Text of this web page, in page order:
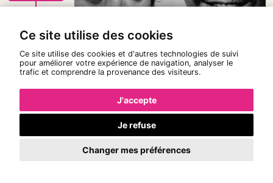
Ce site utilise des cookies
Ce site utilise des cookies et d'autres technologies de suivi
pour améliorer votre expérience de navigation, analyser le
trafic et comprendre la provenance des visiteurs.
J'accepte
Je refuse
Changer mes préférences
EN SAVOIR PLUS
ZENINO DUO
Mario Canonge/Michel Zenino
juin
19:00